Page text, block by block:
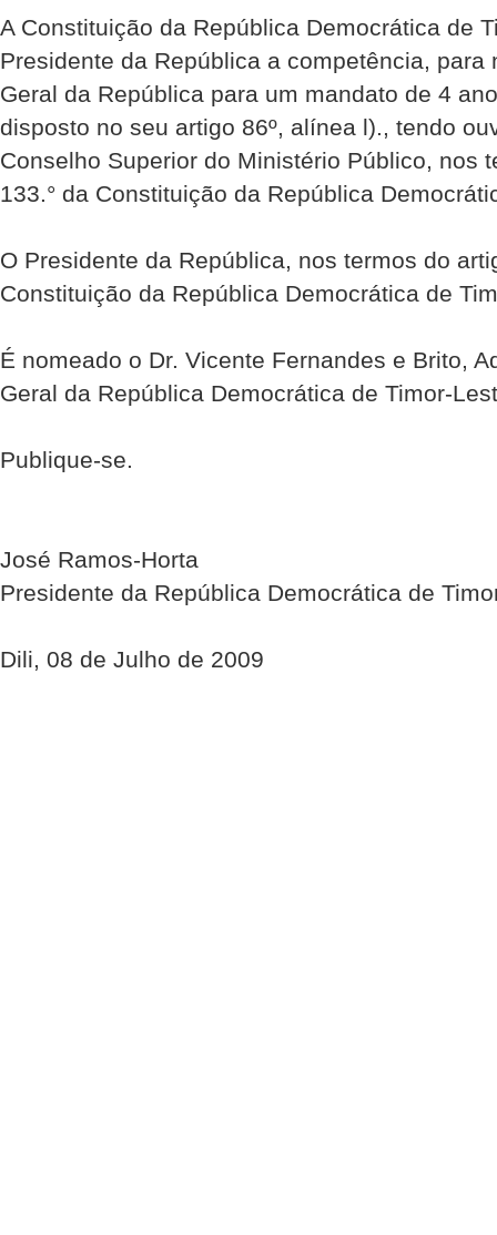
A Constituição da República Democrática de
Presidente da República a competência, para
Geral da República para um mandato de 4
disposto no seu artigo 86º, alínea l)., tendo
Conselho Superior do Ministério Público, nos
133.° da Constituição da República
O Presidente da República, nos termos do
Constituição da República Democrática de
É nomeado o Dr. Vicente Fernandes e Brito,
Geral da República Democrática de Timor-
Publique-se.
José Ramos-Horta
Presidente da República Democrática de
Dili, 08 de Julho de 2009